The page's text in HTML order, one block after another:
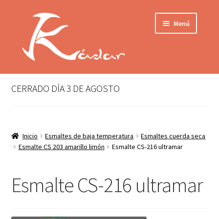
navegación
contenido
Menú
Localización
INICIO
CONDICIONES
PRIVACIDAD
CERRADO DÍA 3 DE AGOSTO
Inicio Esmaltes de baja temperatura
Esmaltes cuerda seca
Esmalte CS 203 amarillo limón
Esmalte CS-216 ultramar
Esmalte CS-216 ultramar